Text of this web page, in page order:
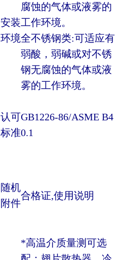
安装
环境
腐蚀的气体或液雾的
工作环境。
全不锈钢类:可适应有
弱酸，弱碱或对不锈
钢无腐蚀的气体或液
雾的工作环境。
认可
标准
GB1226-86/ASME B4
0.1
随机
附件
合格证,使用说明
*高温介质量测可选